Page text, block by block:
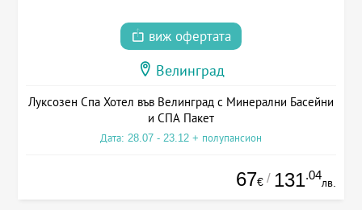
виж офертата
Велинград
Луксозен Спа Хотел във Велинград с Минерални Басейни
и СПА Пакет
Дата: 28.07 - 23.12 + полупансион
67€ / 131.04
лв.